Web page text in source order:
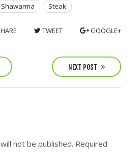
Shawarma Steak
TWEET GOOGLE+
NEXT POST
not be published. Required